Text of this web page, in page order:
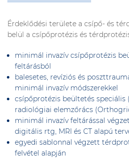
Érdeklődési területe a csípő- és
belül a csípőprotézis és
minimál invazív csípőprotézis
feltárásból
balesetes, revíziós és
minimál invazív módszerekkel
csípőprotézis beültetés speciális
radiológiai elemzőrács
minimál invazív feltárással
digitális rtg, MRI és CT alapú
egyedi sablonnal végzett
felvétel alapján